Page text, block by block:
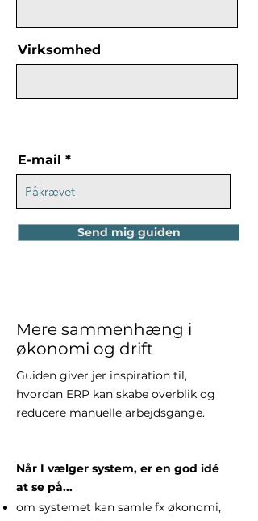
Virksomhed
E-mail
Send mig guiden
Mere sammenhæng i
økonomi og drift
Guiden giver jer inspiration til,
hvordan ERP kan skabe overblik og
reducere manuelle arbejdsgange.
Når I vælger system, er en god idé
at se på...
om systemet kan samle fx økonomi,